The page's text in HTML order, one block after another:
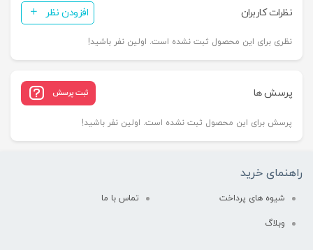
نظرات کاربران افزودن نظر
نظری برای این محصول ثبت نشده است. اولین نفر باشید!
پرسش ها ثبت پرسش
پرسش برای این محصول ثبت نشده است. اولین نفر باشید!
راهنمای خرید
شیوه های پرداخت تماس با ما
وبلاگ